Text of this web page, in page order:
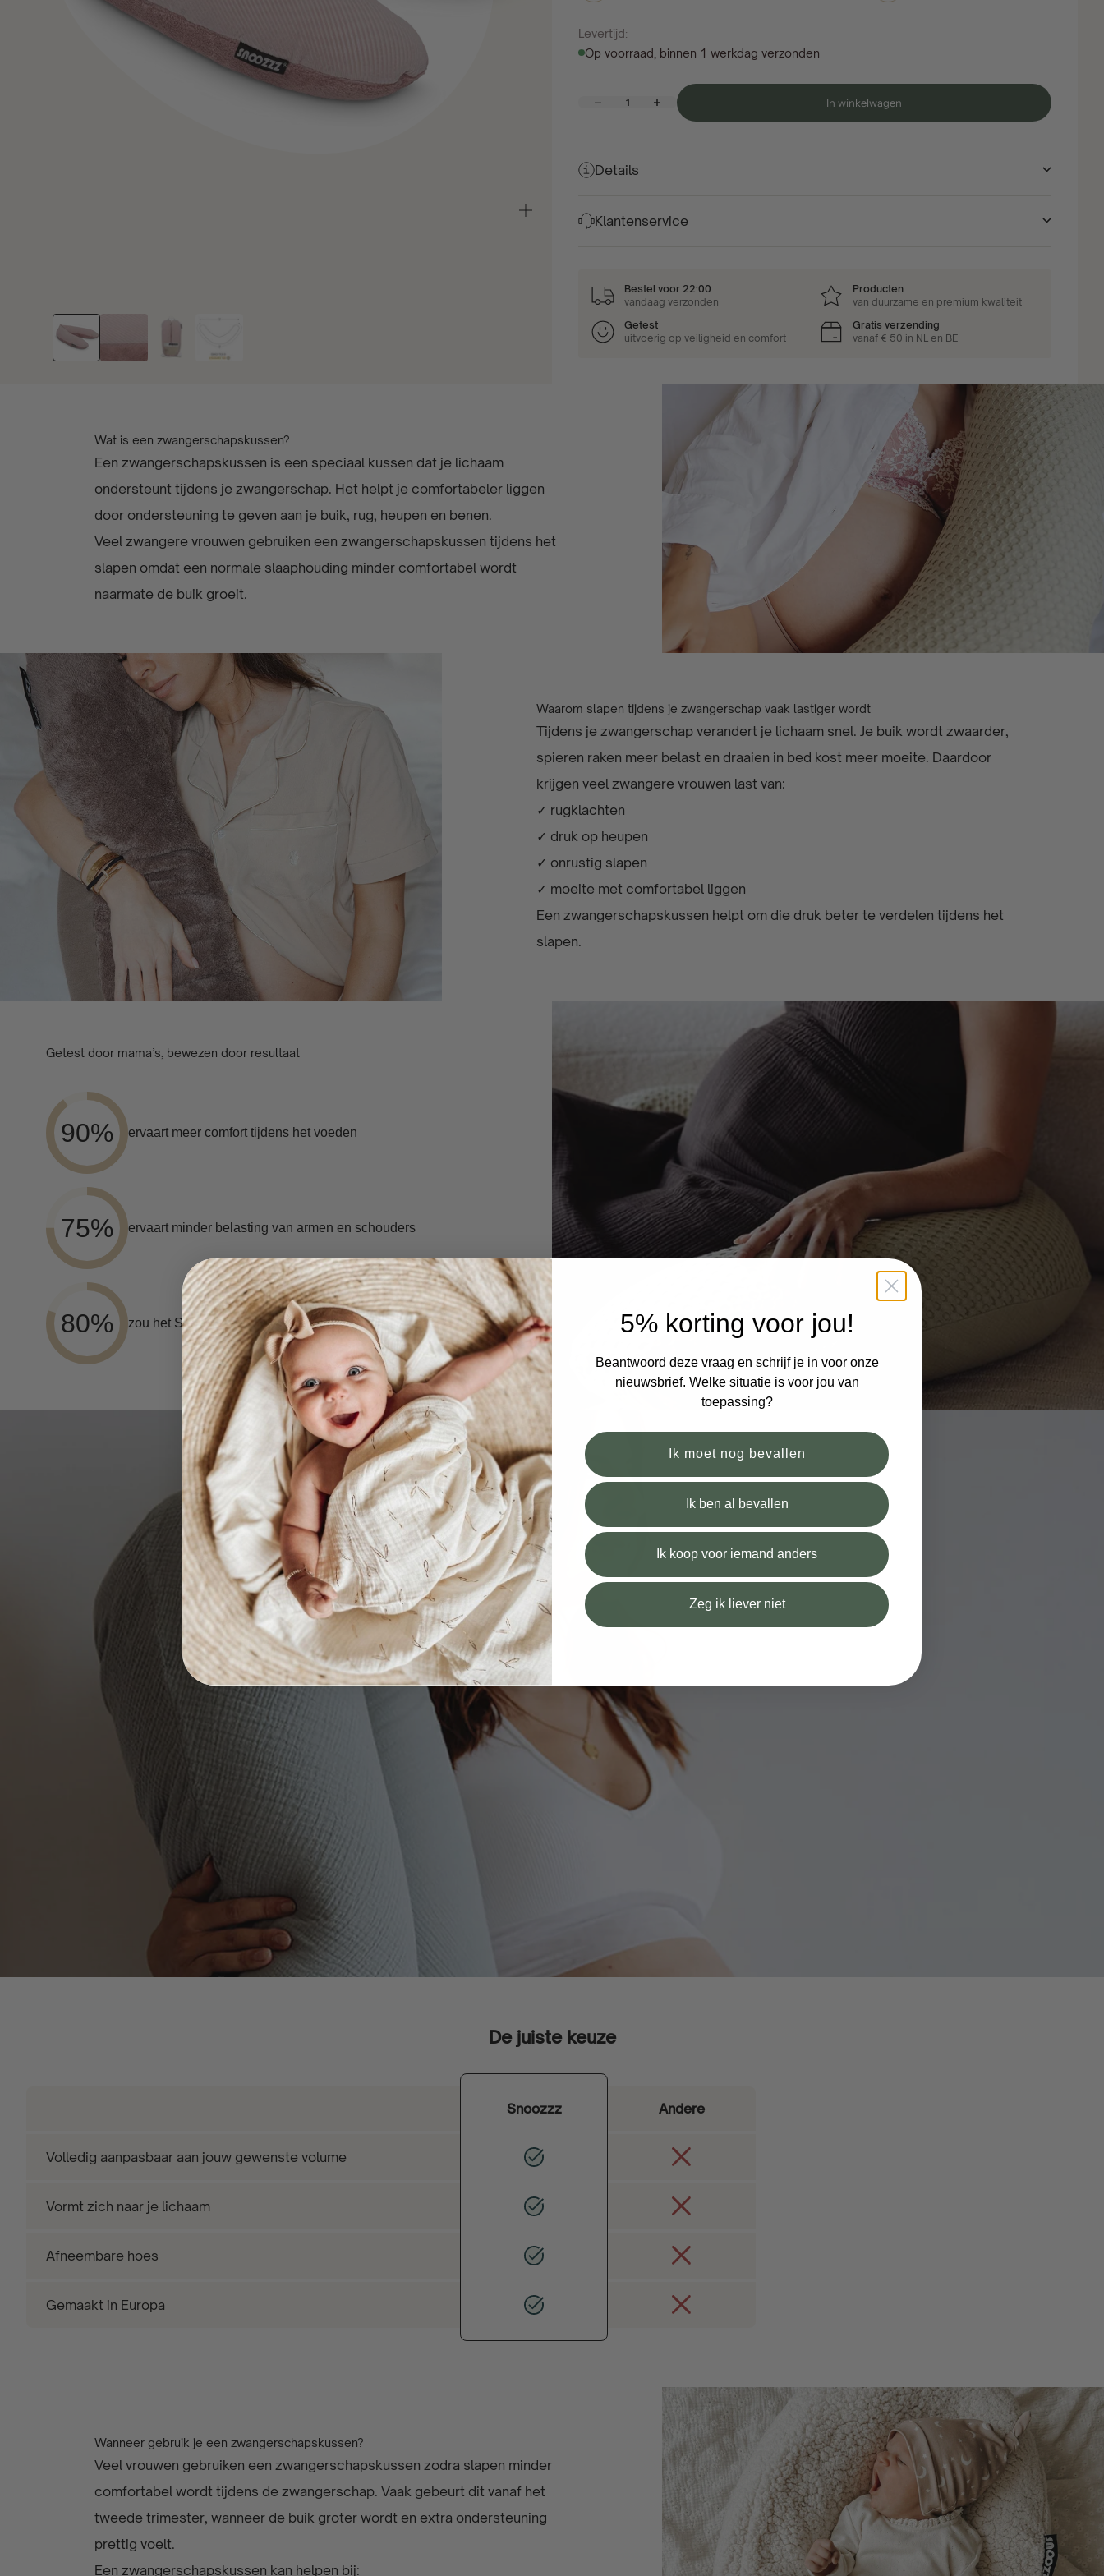
In-/uitzoomen
Levertijd:
Op voorraad, binnen 1 werkdag verzonden
Aantal verlagenAantal verhogen In winkelwagen
Details
Klantenservice
Bestel voor 22:00
vandaag verzonden
Producten
van duurzame en premium kwaliteit
Getest
uitvoerig op veiligheid en comfort
Gratis verzending
vanaf € 50 in NL en BE
Wat is een zwangerschapskussen?
Een zwangerschapskussen is een speciaal kussen dat je lichaam
ondersteunt tijdens je zwangerschap. Het helpt je comfortabeler liggen
door ondersteuning te geven aan je buik, rug, heupen en benen.
Veel zwangere vrouwen gebruiken een zwangerschapskussen tijdens het
slapen omdat een normale slaaphouding minder comfortabel wordt
naarmate de buik groeit.
Waarom slapen tijdens je zwangerschap vaak lastiger wordt
Tijdens je zwangerschap verandert je lichaam snel. Je buik wordt zwaarder,
spieren raken meer belast en draaien in bed kost meer moeite. Daardoor
krijgen veel zwangere vrouwen last van:
✓ rugklachten
✓ druk op heupen
✓ onrustig slapen
✓ moeite met comfortabel liggen
Een zwangerschapskussen helpt om die druk beter te verdelen tijdens het
slapen.
Getest door mama’s, bewezen door resultaat
90% ervaart meer comfort tijdens het voeden
75% ervaart minder belasting van armen en schouders
80% zou het Snoozzz voedingskussen aanbevelen aanandere ouders
De juiste keuze
Snoozzz Andere
Volledig aanpasbaar aan jouw gewenste volume
Vormt zich naar je lichaam
Afneembare hoes
Gemaakt in Europa
Wanneer gebruik je een zwangerschapskussen?
Veel vrouwen gebruiken een zwangerschapskussen zodra slapen minder
comfortabel wordt tijdens de zwangerschap. Vaak gebeurt dit vanaf het
tweede trimester, wanneer de buik groter wordt en extra ondersteuning
prettig voelt.
Een zwangerschapskussen kan helpen bij:
5% korting voor jou!
Beantwoord deze vraag en schrijf je in voor onze
nieuwsbrief. Welke situatie is voor jou van
toepassing?
Ik moet nog bevallen
Ik ben al bevallen
Ik koop voor iemand anders
Zeg ik liever niet